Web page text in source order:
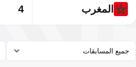
المغرب 4
جميع المسابقات